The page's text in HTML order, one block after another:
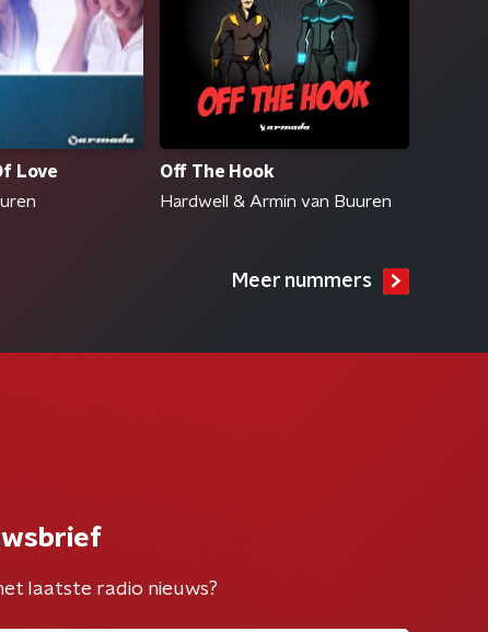
Love
Off The Hook
Hardwell & Armin van Buuren
Meer nummers
laatste radio nieuws?